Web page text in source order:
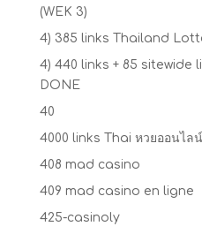
(WEK 3)
4) 385 links Thailand
4) 440 links + 85 sitewide
DONE
40
4000 links Thai หวยออนไล
408 mad casino
409 mad casino en ligne
425-casinoly